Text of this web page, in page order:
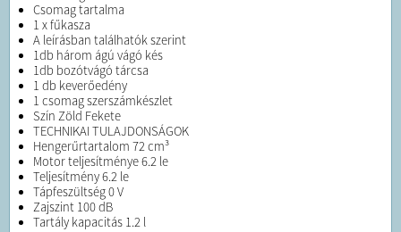
Csomag tartalma
1 x fűkasza
A leírásban találhatók szerint
1db három ágú vágó kés
1db bozótvágó tárcsa
1 db keverőedény
1 csomag szerszámkészlet
Szín Zöld Fekete
TECHNIKAI TULAJDONSÁGOK
Hengerűrtartalom 72 cm³
Motor teljesítménye 6.2 le
Teljesítmény 6.2 le
Tápfeszültség 0 V
Zajszint 100 dB
Tartály kapacitás 1.2 l